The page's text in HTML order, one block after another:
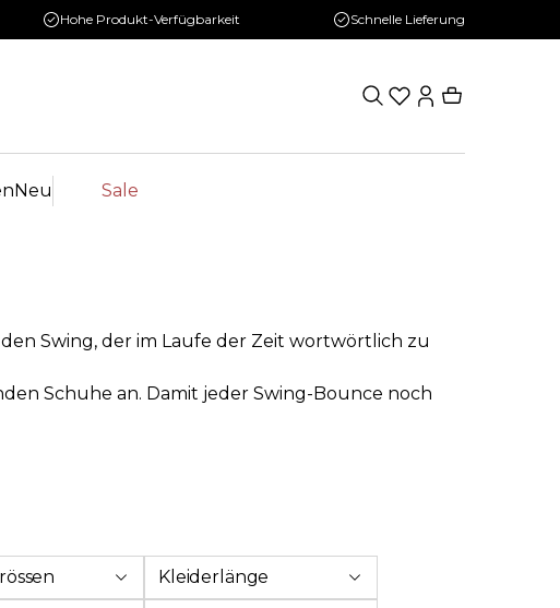
Hohe Produkt-Verfügbarkeit Schnelle Lieferung
Neu Sale
Swing, der im Laufe der Zeit wortwörtlich zu
Schuhe an. Damit jeder Swing-Bounce noch
Kleiderlänge